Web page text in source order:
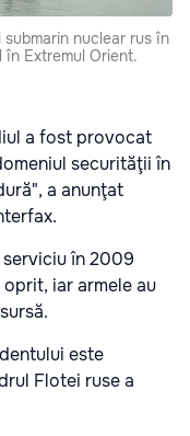
nuclear rus în
Extremul Orient.
a fost provocat
securităţii în
a anunţat
serviciu în 2009
iar armele au
este
Flotei ruse a